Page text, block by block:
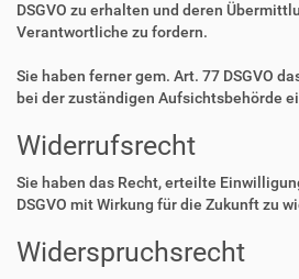
DSGVO zu erhalten und deren
Verantwortliche zu fordern.
Sie haben ferner gem. Art. 77 DSGVO
bei der zuständigen Aufsichtsbehörde
Widerrufsrecht
Sie haben das Recht, erteilte
DSGVO mit Wirkung für die Zukunft zu
Widerspruchsrecht